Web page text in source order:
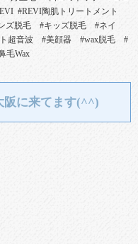
#REVI陶肌トリートメント
ズ脱毛 #キッズ脱毛 #ネイ
超音波 #美顔器 #wax脱毛 #
毛Wax
阪に来てます(^^)